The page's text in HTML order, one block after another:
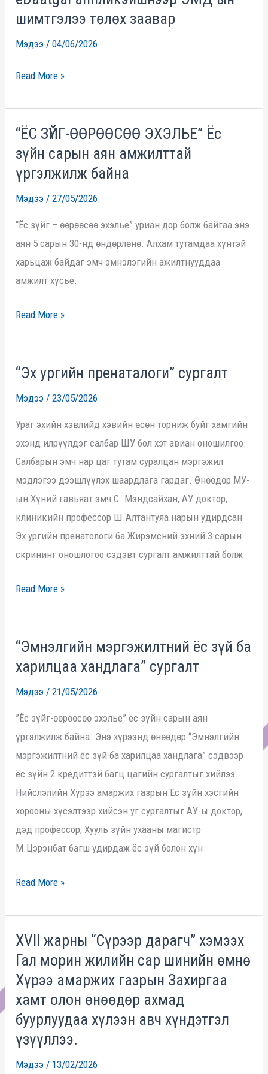
шимтгэлээ төлөх заавар
Мэдээ /04/06/2026
аппликэйшнээр
шимтгэлээ
заавар
Read More »
“ЁС ЗҮЙГ-ӨӨРӨӨСӨӨ ЭХЭЛЬЕ” Ёс
зүйн сарын аян амжилттай
үргэлжилж байна
Мэдээ /27/05/2026
“Ёс зүйг – өөрөөсөө эхэлье” уриан дор болж байгаа энэ
аян 5 сарын 30-нд өндөрлөнө. Алхам тутамдаа хүнтэй
харьцаж байдаг эмч эмнэлэгийн ажилтнууддаа
амжилт хүсье.
“ЁС
ЗҮЙГ-
ӨӨРӨӨСӨӨ
зүйн
сарын
аян
амжилттай
байна
Read More »
“Эх ургийн пренаталоги” сургалт
Мэдээ /23/05/2026
Ураг эхийн хэвлийд хэвийн өсөн торниж буйг хамгийн
эхэнд илрүүлдэг салбар ШУ бол хэт авиан оношилгоо.
Салбарын эмч нар цаг тутам суралцан мэргэжил
мэдлэгээ дээшлүүлэх шаардлага гардаг. Өнөөдөр МУ-
ын Хүний гавьяат эмч С. Мэндсайхан, АУ доктор,
клиникийн профессор Ш.Алтантуяа нарын удирдсан
Эх ургийн пренатологи ба Жирэмсний эхний 3 сарын
скрининг оношлогоо сэдэвт сургалт амжилттай болж
“Эх
сургалт
Read More »
“Эмнэлгийн мэргэжилтний ёс зүй ба
харилцаа хандлага” сургалт
Мэдээ /21/05/2026
”Ёс зүйг-өөрөөсөө эхэлье” ёс зүйн сарын аян
үргэлжилж байна. Энэ хүрээнд өнөөдөр “Эмнэлгийн
мэргэжилтний ёс зүй ба харилцаа хандлага” сэдвээр
ёс зүйн 2 кредиттэй багц цагийн сургалтыг хийлээ.
Нийслэлийн Хүрээ амаржих газрын Ёс зүйн хэсгийн
хорооны хүсэлтээр хийсэн уг сургалтыг АУ-ы доктор,
дэд профессор, Хууль зүйн ухааны магистр
М.Цэрэнбат багш удирдаж ёс зүй болон хүн
“Эмнэлгийн
мэргэжилтний
ба
харилцаа
хандлага”
сургалт
Read More »
XVII жарны “Сүрээр дарагч” хэмээх
Гал морин жилийн сар шинийн өмнө
Хүрээ амаржих газрын Захиргаа
хамт олон өнөөдөр ахмад
буурлуудаа хүлээн авч хүндэтгэл
үзүүллээ.
Мэдээ / 13/02/2026
XVII
жарны
“Сүрээр
дарагч”
хэмээх
морин
жилийн